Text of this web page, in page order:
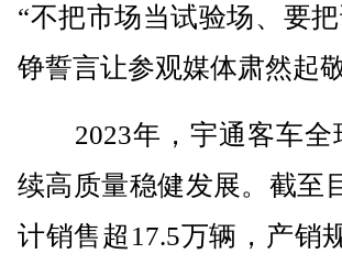
“不把市场当试验场、要
铮誓言让参观媒体肃然起敬
2023年，宇通客车全
续高质量稳健发展。截至
计销售超17.5万辆，产销